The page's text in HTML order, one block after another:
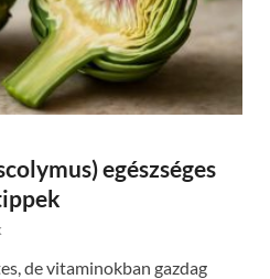
egészséges
de vitaminokban gazdag